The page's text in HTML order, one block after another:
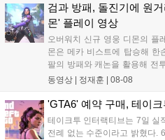
하는 몰입감 있는 서사와 조합
새로운 가능성을 제시했다....
검과 방패, 돌진기에 원
몬' 플레이 영상
오버워치 신규 영웅 디몬의 플
몬은 메카 비스트에 탑승해 한
팔의 방패와 캐논을 활용해 전
참격 형태의 궁극기를 보유했
산의 영웅들 업데이트를 통해
동영상 | 정재훈 08-08
'GTA6' 예약 구매, 테이
테이크투 인터랙티브는 7일 실
전례 없는 수준이라고 밝혔다.